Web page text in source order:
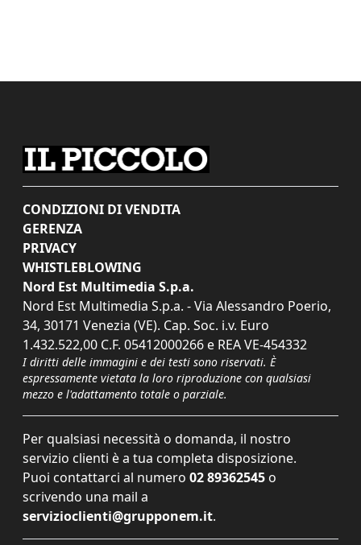
CONDIZIONI DI VENDITA
GERENZA
PRIVACY
WHISTLEBLOWING
Nord Est Multimedia S.p.a.
Nord Est Multimedia S.p.a. - Via Alessandro Poerio,
34, 30171 Venezia (VE). Cap. Soc. i.v. Euro
1.432.522,00 C.F. 05412000266 e REA VE-454332
I diritti delle immagini e dei testi sono riservati. È
espressamente vietata la loro riproduzione con qualsiasi
mezzo e l'adattamento totale o parziale.
Per qualsiasi necessità o domanda, il nostro
servizio clienti è a tua completa disposizione.
Puoi contattarci al numero 02 89362545 o
scrivendo una mail a
servizioclienti@grupponem.it.